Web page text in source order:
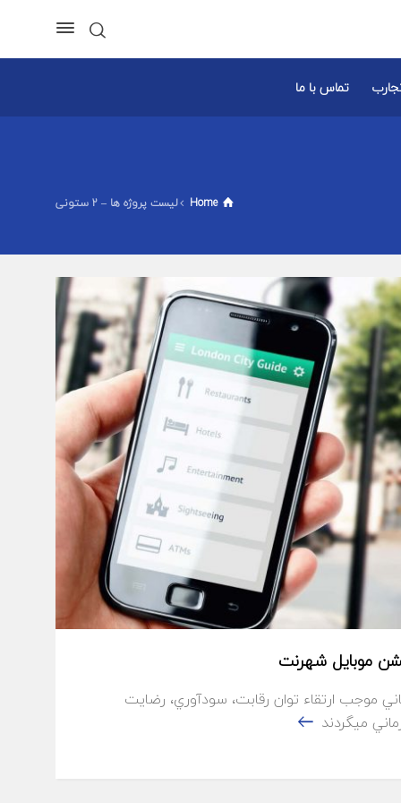
تماس با ما
Home لیست پروژه ها – 2 ستونی
موبایل شهرنت
موجب ارتقاء توان رقابت، سودآوري، رضايت
ميگردند